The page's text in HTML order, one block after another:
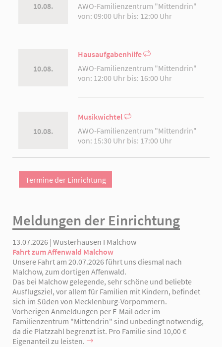
10.08.
AWO-Familienzentrum "Mittendrin"
von: 09:00 Uhr bis: 12:00 Uhr
10.08.
Hausaufgabenhilfe
AWO-Familienzentrum "Mittendrin"
von: 12:00 Uhr bis: 16:00 Uhr
10.08.
Musikwichtel
AWO-Familienzentrum "Mittendrin"
von: 15:30 Uhr bis: 17:00 Uhr
Termine der Einrichtung
Meldungen der Einrichtung
13.07.2026 | Wusterhausen I Malchow
Fahrt zum Affenwald Malchow
Unsere Fahrt am 20.07.2026 führt uns diesmal nach
Malchow, zum dortigen Affenwald.
Das bei Malchow gelegende, sehr schöne und beliebte
Ausflugsziel, vor allem für Familien mit Kindern, befindet
sich im Süden von Mecklenburg-Vorpommern.
Vorherigen Anmeldungen per E-Mail oder im
Familienzentrum "Mittendrin" sind unbedingt notwendig,
da die Platzzahl begrenzt ist. Pro Familie sind 10,00 €
Eigenanteil zu leisten.